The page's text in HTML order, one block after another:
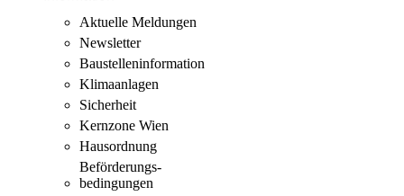
Aktuelle Meldungen
Newsletter
Baustellen­information
Klimaanlagen
Sicherheit
Kernzone Wien
Hausordnung
Beförderungs­
bedingungen